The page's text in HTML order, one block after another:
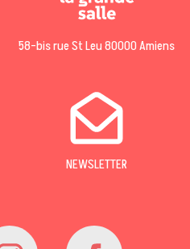
58-bis rue St Leu 80000 Amiens
NEWSLETTER